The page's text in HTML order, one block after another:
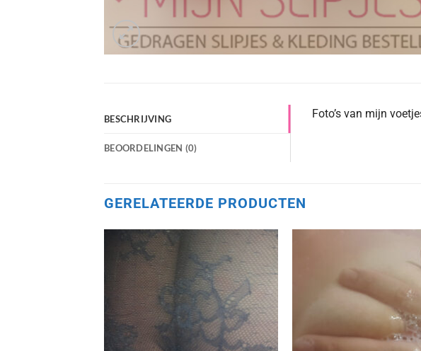
BESCHRIJVING
BEOORDELINGEN (0)
Foto’s van mijn
GERELATEERDE PRODUCTEN
Aan
verlanglijst
toevoegen